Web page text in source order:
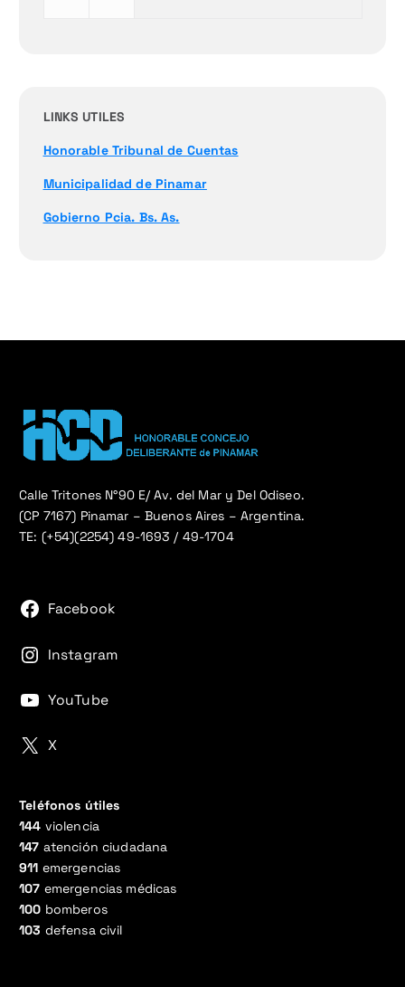
LINKS UTILES
Honorable Tribunal de Cuentas
Municipalidad de Pinamar
Gobierno Pcia. Bs. As.
Calle Tritones N°90 E/ Av. del Mar y Del Odiseo.
(CP 7167) Pinamar – Buenos Aires – Argentina.
TE: (+54)(2254) 49-1693 / 49-1704
Facebook
Instagram
YouTube
X
Teléfonos útiles
144 violencia
147 atención ciudadana
911 emergencias
107 emergencias médicas
100 bomberos
103 defensa civil